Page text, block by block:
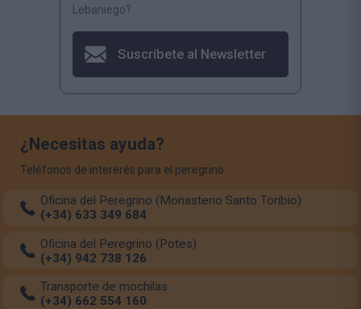
Lebaniego?
Suscríbete al Newsletter
¿Necesitas ayuda?
Teléfonos de intererés para el peregrino:
Oficina del Peregrino (Monasterio Santo Toribio)
(+34) 633 349 684
Oficina del Peregrino (Potes)
(+34) 942 738 126
Transporte de mochilas
(+34) 662 554 160